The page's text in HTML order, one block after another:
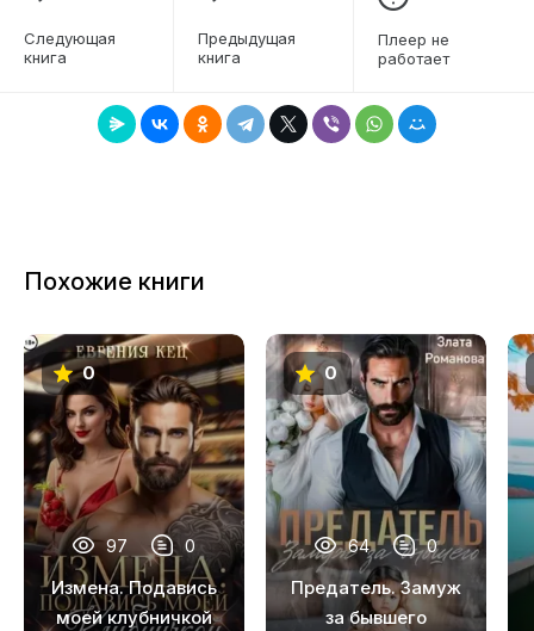
7
12
13
14
15
16
17
18
19
Следующая
книга
Предыдущая
книга
Плеер не
работает
Похожие книги
0
97 0
Измена. Подавись
моей клубничкой
0
64 0
Предатель. Замуж
за бывшего